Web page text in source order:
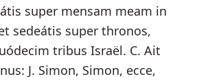
super mensam meam in
sedeátis super thronos,
tribus Israël. C. Ait
J. Simon, Simon, ecce,